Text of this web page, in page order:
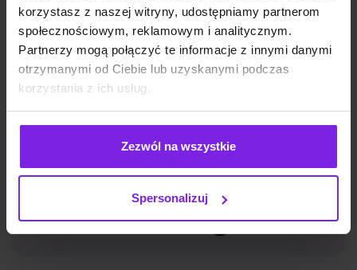
korzystasz z naszej witryny, udostępniamy partnerom
społecznościowym, reklamowym i analitycznym.
Partnerzy mogą połączyć te informacje z innymi danymi
otrzymanymi od Ciebie lub uzyskanymi podczas
korzystania z ich usług.
Zezwól na wszystkie
Spersonalizuj
Marketing Wiktoria Władarz